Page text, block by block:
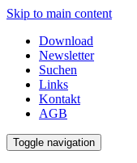
Skip to main content
Download
Newsletter
Suchen
Links
Kontakt
AGB
Toggle navigation